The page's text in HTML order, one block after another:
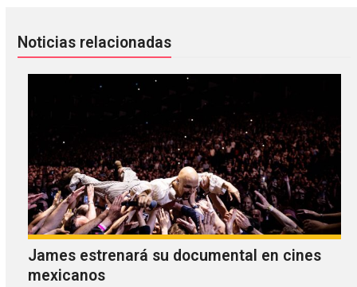
Noticias relacionadas
James estrenará su documental en cines
mexicanos